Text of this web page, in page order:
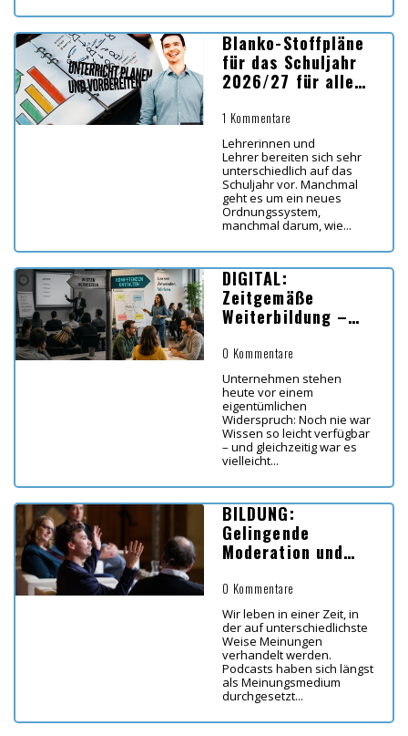
Blanko-Stoffpläne
für das Schuljahr
2026/27 für alle
1 Kommentare
Lehrerinnen und
Lehrer bereiten sich sehr
unterschiedlich auf das
Schuljahr vor. Manchmal
geht es um ein neues
Ordnungssystem,
manchmal darum, wie...
DIGITAL:
Zeitgemäße
Weiterbildung –
Lernen in Zeiten
von KI
0 Kommentare
Unternehmen stehen
heute vor einem
eigentümlichen
Widerspruch: Noch nie war
Wissen so leicht verfügbar
– und gleichzeitig war es
vielleicht...
BILDUNG:
Gelingende
Moderation und
Bildungsbereich
0 Kommentare
Wir leben in einer Zeit, in
der auf unterschiedlichste
Weise Meinungen
verhandelt werden.
Podcasts haben sich längst
als Meinungsmedium
durchgesetzt...